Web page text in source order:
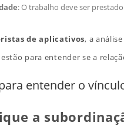
: O trabalho deve ser
de aplicativos, a
para entender se a
entender o
a